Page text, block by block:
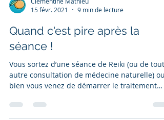
Clémentine Mathieu
15 févr. 2021
9 min de lecture
séance !
Vous sortez d’une séance de Reiki (ou de toute
autre consultation de médecine naturelle) ou